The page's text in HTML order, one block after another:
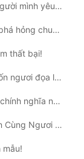
mà trang điểm!
tốt của ta?!
thất bại!
lạc hắc ám!
ngớ ngẩn!
Một Trò Chơi!